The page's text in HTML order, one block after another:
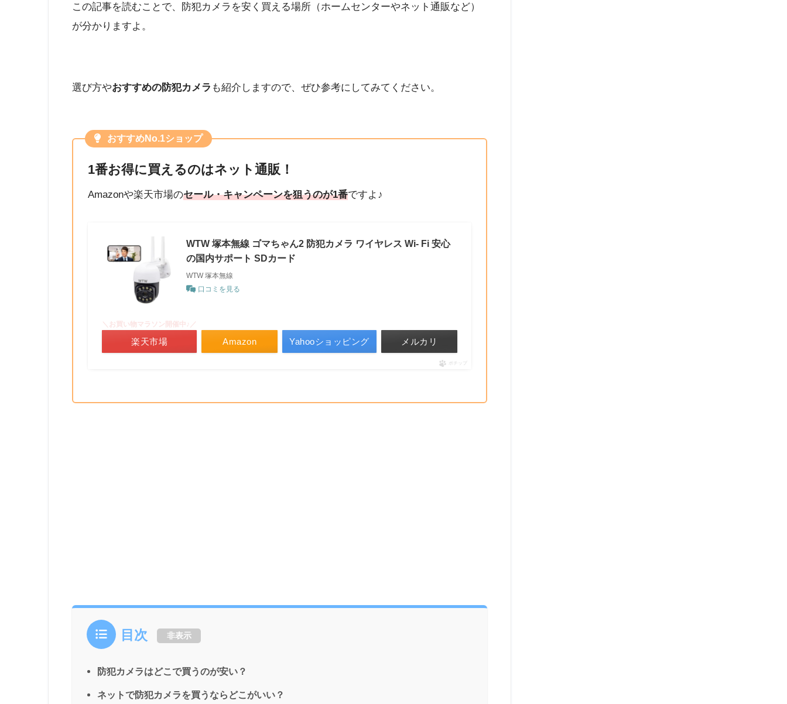
この記事を読むことで、防犯カメラを安く買える場所（ホームセンターやネット通販など）
が分かりますよ。
選び方やおすすめの防犯カメラ も紹介しますので、ぜひ参考にしてみてください。
おすすめNo.1ショップ
1番お得に買えるのはネット通販！
Amazonや楽天市場のセール・キャンペーンを狙うのが1番ですよ♪
WTW 塚本無線 ゴマちゃん2 防犯カメラ ワイヤレス Wi- Fi 安心
の国内サポート SDカード
WTW 塚本無線
口コミを見る
Amazon
＼お買い物マラソン開催中♪／
楽天市場 Yahooショッピング メルカリ
ポチップ
目次 非表示
防犯カメラはどこで買うのが安い？
ネットで防犯カメラを買うならどこがいい？